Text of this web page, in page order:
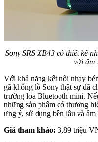
Sony SRS XB43 có thiết kế
với âm
Với khả năng kết nối nhạy
gã khổng lồ Sony thật sự đã
trường loa Bluetooth mini.
những sản phẩm có thương
ưng ý, sử dụng bền lâu và âm
Giá tham khảo: 3,89 triệu